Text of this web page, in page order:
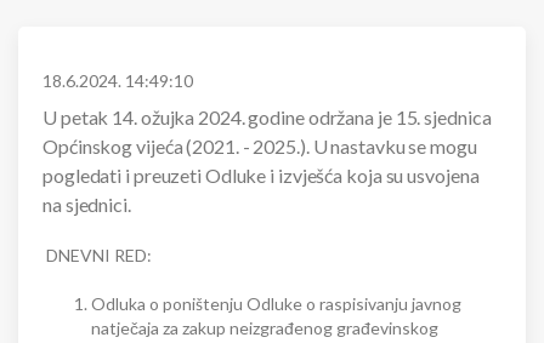
18.6.2024. 14:49:10
U petak 14. ožujka 2024. godine održana je 15. sjednica
Općinskog vijeća (2021. - 2025.). U nastavku se mogu
pogledati i preuzeti Odluke i izvješća koja su usvojena
na sjednici.
DNEVNI RED:
Odluka o poništenju Odluke o raspisivanju javnog
natječaja za zakup neizgrađenog građevinskog